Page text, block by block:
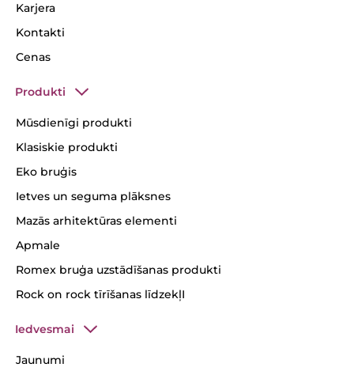
Karjera
Kontakti
Cenas
Produkti
Mūsdienīgi produkti
Klasiskie produkti
Eko bruģis
Ietves un seguma plāksnes
Mazās arhitektūras elementi
Apmale
Romex bruģa uzstādīšanas produkti
Rock on rock tīrīšanas līdzekļI
Iedvesmai
Jaunumi